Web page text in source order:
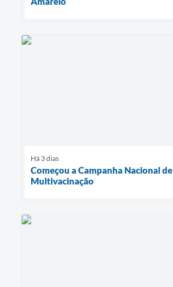
Há 3 dias
Começou a Campanha Nacional de
Multivacinação